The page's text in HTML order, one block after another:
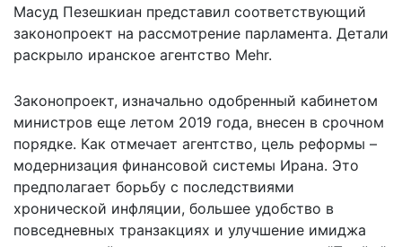
Масуд Пезешкиан представил соответствующий
законопроект на рассмотрение парламента. Детали
раскрыло иранское агентство Mehr.
Законопроект, изначально одобренный кабинетом
министров еще летом 2019 года, внесен в срочном
порядке. Как отмечает агентство, цель реформы –
модернизация финансовой системы Ирана. Это
предполагает борьбу с последствиями
хронической инфляции, большее удобство в
повседневных транзакциях и улучшение имиджа